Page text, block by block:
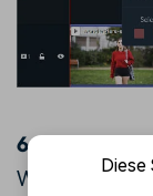
6.Videoclips
Wenn Sie am
Diese